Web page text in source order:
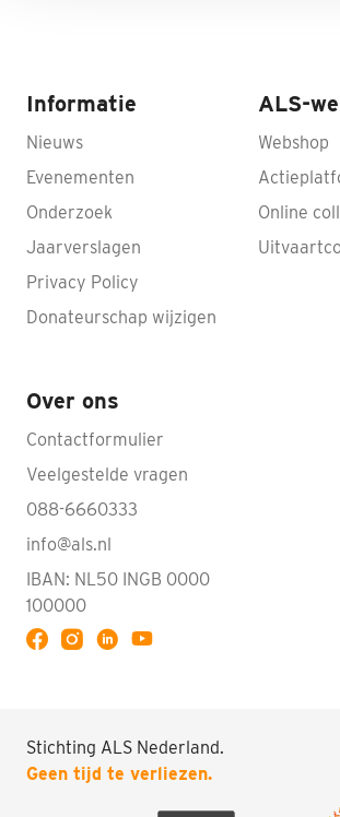
Doneren
Informatie
Nieuws
Evenementen
Onderzoek
Jaarverslagen
Privacy Policy
Donateurschap wijzigen
ALS-
Webshop
Online
Over ons
Contactformulier
Veelgestelde vragen
088-6660333
info@als.nl
IBAN: NL50 INGB 0000
100000
Stichting ALS Nederland.
Geen tijd te verliezen.